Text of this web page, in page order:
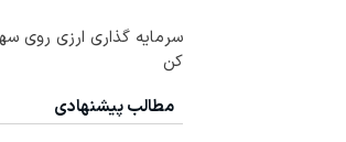
سرمایه گذاری ارزی روی
کن
مطالب پیشنهادی